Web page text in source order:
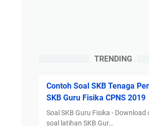
TRENDING
Contoh Soal SKB Tenaga
SKB Guru Fisika CPNS 2019
Soal SKB Guru Fisika - Download
soal latihan SKB Gur…